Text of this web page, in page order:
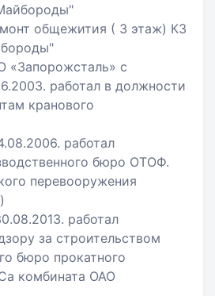
общежития ( 3 этаж) КЗ
«Запорожсталь» с
работал в должности
кранового
работал
бюро ОТОФ.
перевооружения
работал
за строительством
бюро прокатного
комбината ОАО